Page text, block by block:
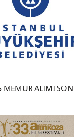
MEMUR ALIMI